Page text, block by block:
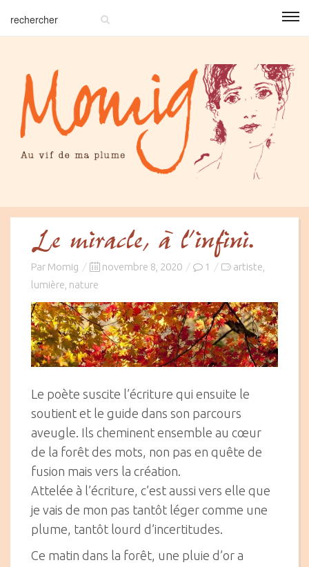
Le miracle, à l’infini.
Par Momig
Posted
novembre 8, 2020 1 artiste
lumière nature
Le poète suscite l’écriture qui ensuite le
soutient et le guide dans son parcours
aveugle. Ils cheminent ensemble au cœur
de la forêt des mots, non pas en quête de
fusion mais vers la création.
Attelée à l’écriture, c’est aussi vers elle que
je vais de mon pas tantôt léger comme une
plume, tantôt lourd d’incertitudes.
Ce matin dans la forêt, une pluie d’or a